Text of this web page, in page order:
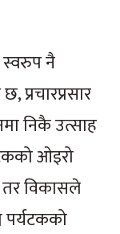
स्वरुप नै
प्रचारप्रसार
निकै उत्साह
ओइरो
तर विकासले
पर्यटकको